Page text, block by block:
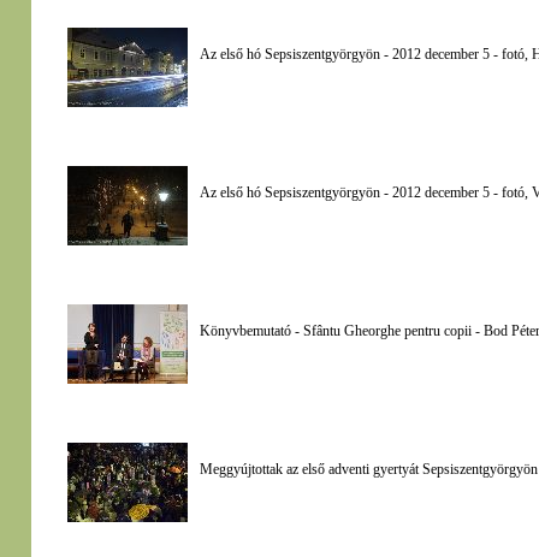
Az első hó Sepsiszentgyörgyön - 2012 december 5 - fotó,
Az első hó Sepsiszentgyörgyön - 2012 december 5 - fotó,
Könyvbemutató - Sfântu Gheorghe pentru copii - Bod
Meggyújtottak az első adventi gyertyát